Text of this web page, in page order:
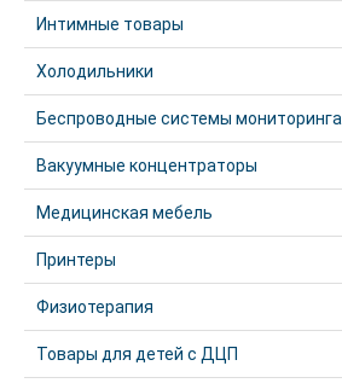
Интимные товары
Холодильники
Беспроводные системы мониторинга
Вакуумные концентраторы
Медицинская мебель
Принтеры
Физиотерапия
Товары для детей с ДЦП